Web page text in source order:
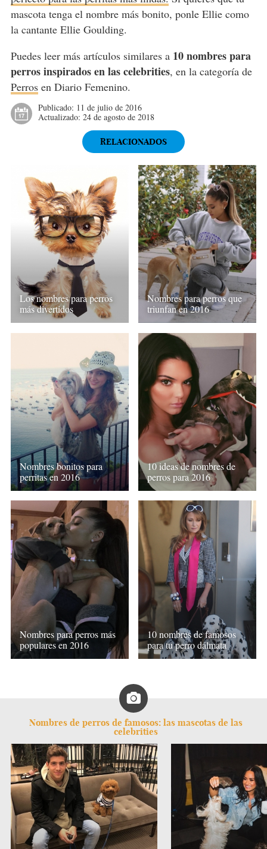
mascota tenga el nombre más bonito, ponle Ellie como
la cantante Ellie Goulding.
Puedes leer más artículos similares a 10 nombres para
perros inspirados en las celebrities, en la categoría de
Perrosen Diario Femenino.
Publicado: 11 de julio de 2016
Actualizado: 24 de agosto de 2018
RELACIONADOS
Los nombres para perros
más divertidos
Nombres para perros que
triunfan en 2016
Nombres bonitos para
perritas en 2016
10 ideas de nombres de
perros para 2016
Nombres para perros más
populares en 2016
10 nombres de famosos
para tu perro dálmata
Nombres de perros de famosos: las mascotas de las
celebrities